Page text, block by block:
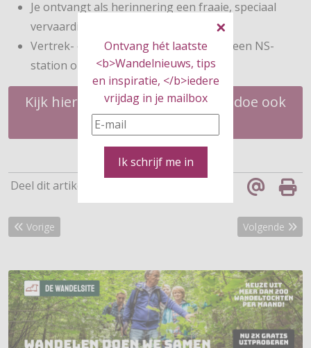
Ontvang hét laatste
<b>Wandelnieuws, tips
en inspiratie, </b>iedere
vrijdag in je mailbox
Ik schrijf me in
Je ontvangt als herinnering een fraaie, speciaal
vervaardigde medaille;
Vertrek- en eindpunt zijn steeds vanaf een NS-
station op de Utrechtse Heuvelrug.
Kijk hier voor alle informatie en doe ook
Deel dit artikel
Vorig artikel: Zo hou je je handen en voeten warm tijdens het
Vorige Volgende
Volgende